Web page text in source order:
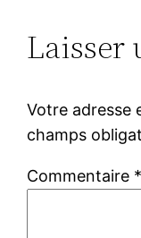
Laisser
Votre adresse
champs
Commentaire *